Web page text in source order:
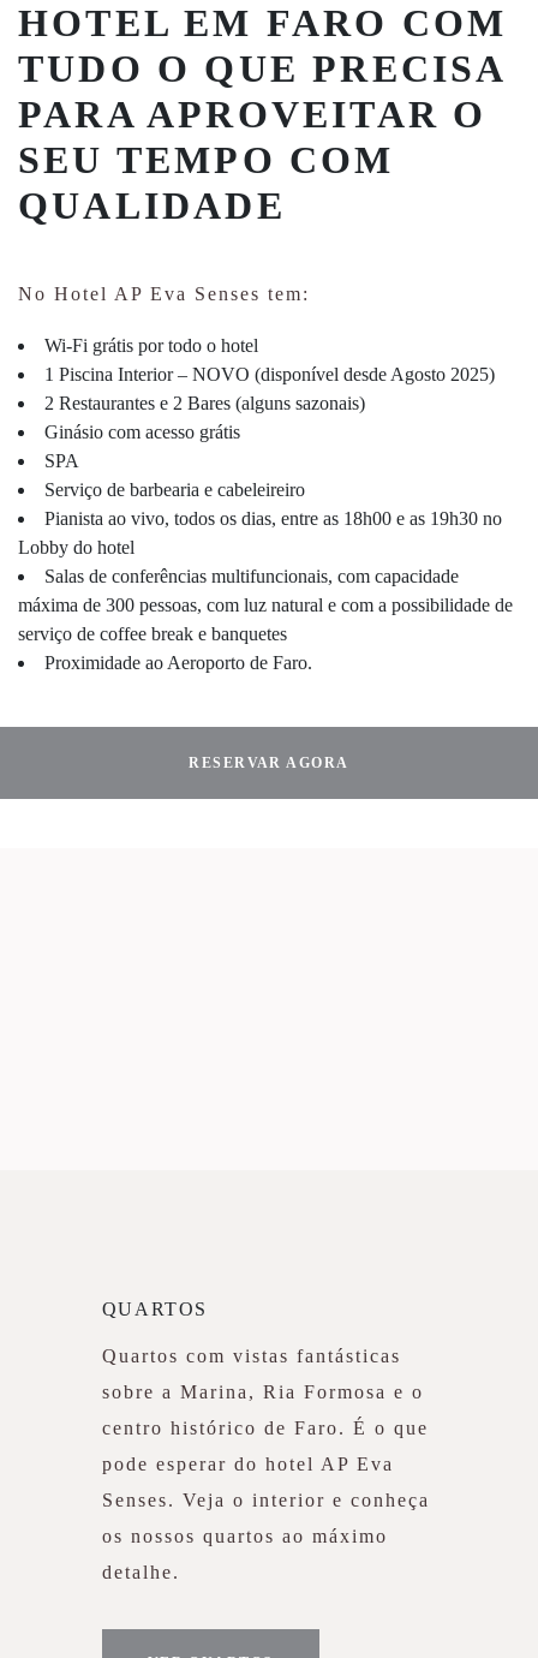
HOTEL EM FARO COM
TUDO O QUE PRECISA
PARA APROVEITAR O
SEU TEMPO COM
QUALIDADE
No Hotel AP Eva Senses tem:
Wi-Fi grátis por todo o hotel
1 Piscina Interior – NOVO (disponível desde Agosto 2025)
2 Restaurantes e 2 Bares (alguns sazonais)
Ginásio com acesso grátis
SPA
Serviço de barbearia e cabeleireiro
Pianista ao vivo, todos os dias, entre as 18h00 e as 19h30 no
Lobby do hotel
Salas de conferências multifuncionais, com capacidade
máxima de 300 pessoas, com luz natural e com a possibilidade de
serviço de coffee break e banquetes
Proximidade ao Aeroporto de Faro.
RESERVAR AGORA
QUARTOS
Quartos com vistas fantásticas
sobre a Marina, Ria Formosa e o
centro histórico de Faro. É o que
pode esperar do hotel AP Eva
Senses. Veja o interior e conheça
os nossos quartos ao máximo
detalhe.